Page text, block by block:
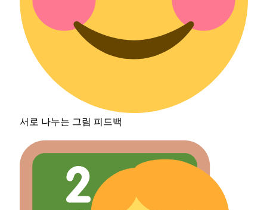
서로 나누는 그림 피드백